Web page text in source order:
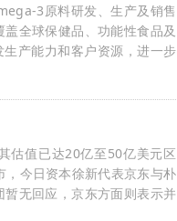
3原料研发、生产及销售
全球保健品、功能性食品及
产能力和客户资源，进一步
估值已达20亿至50亿美元区
今日资本徐新代表京东与朴
无回应，京东方面则表示并